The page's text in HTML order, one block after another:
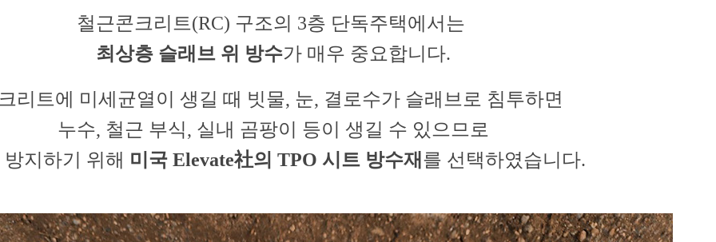
철근콘크리트(RC) 구조의 3층 단독주택에서는
최상층 슬래브 위 방수가 매우 중요합니다.
리트에 미세균열이 생길 때 빗물, 눈, 결로수가 슬래브로 침투하면
누수, 철근 부식, 실내 곰팡이 등이 생길 수 있으므로
지하기 위해 미국 Elevate社의 TPO 시트 방수재 를 선택하였습니다.